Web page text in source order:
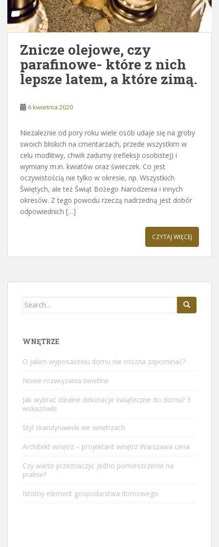
Znicze olejowe, czy
parafinowe- które z nich
lepsze latem, a które zimą.
6 kwietnia 2020
Niezależnie od pory roku wiele osób udaje się na groby
swoich bliskich na cmentarzach, przede wszystkim w
celu modlitwy, chwili zadumy (refleksji osobistej) i
wymiany m.in. kwiatów oraz świeczek. Co jest
oczywistością nie tylko w okresie, np. Wszystkich
Świętych, ale też Świąt Bożego Narodzenia i innych
okresów. Z tego powodu rzeczą nadrzedną jest dobór
odpowiednich […]
CZYTAJ WIĘCEJ
Search
WNĘTRZE
O jakim wyposażeniu domu nie można zapominać?
Nowe rozwiązania świetlne
Jak wybrać idealne dekoracje świąteczne do domu? 3
wskazówki
Styl skandynawski we wnętrzach
Architekt wnętrz – projektant wnętrz Warszawa cena
Czy warto przeznaczyć jedno pomieszczenie na
pralnie?
Istotny element gospodarstwa domowego